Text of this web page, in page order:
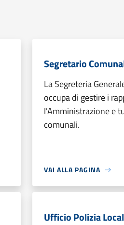
Segretario
La Segreteria
occupa di gestire i
l'Amministrazione e
comunali.
VAI ALLA PAGINA
Ufficio Polizia